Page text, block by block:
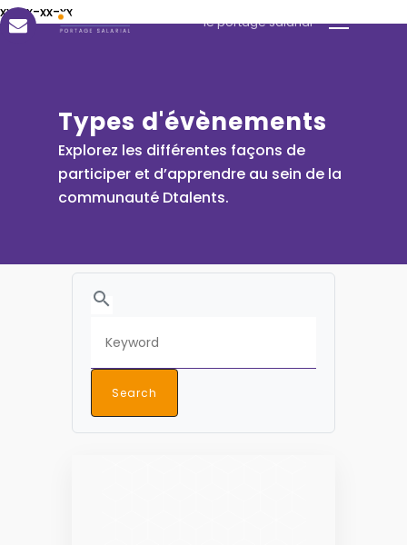
xx-xx-xx-xx
Skip
to
le portage salarial
Types d'évènements
Explorez les différentes façons de
participer et d’apprendre au sein de la
communauté Dtalents.
search